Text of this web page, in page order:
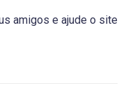
amigos e ajude o site